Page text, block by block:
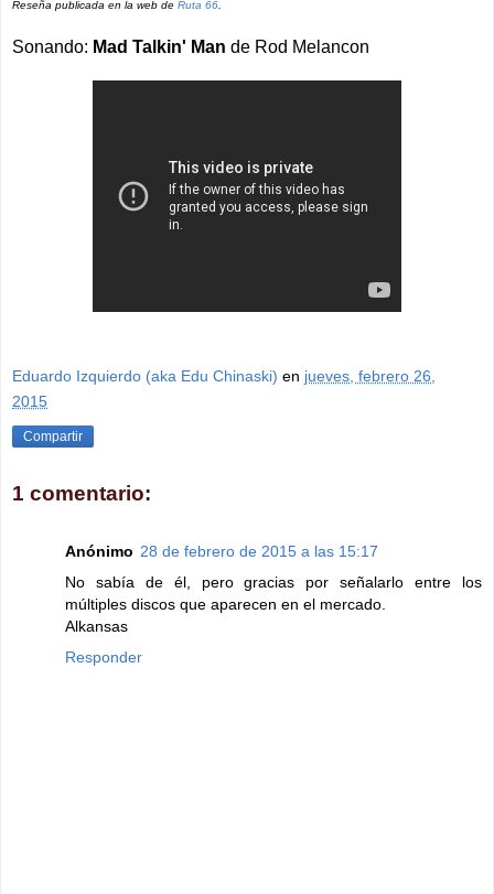
Reseña publicada en la web de Ruta 66
Sonando: Mad Talkin' Man de Rod Melancon
Eduardo Izquierdo (aka Edu Chinaski) en jueves, febrero 26,
2015
Compartir
1 comentario:
Anónimo 28 de febrero de 2015 a las 15:17
No sabía de él, pero gracias por señalarlo entre los
múltiples discos que aparecen en el mercado.
Alkansas
Responder